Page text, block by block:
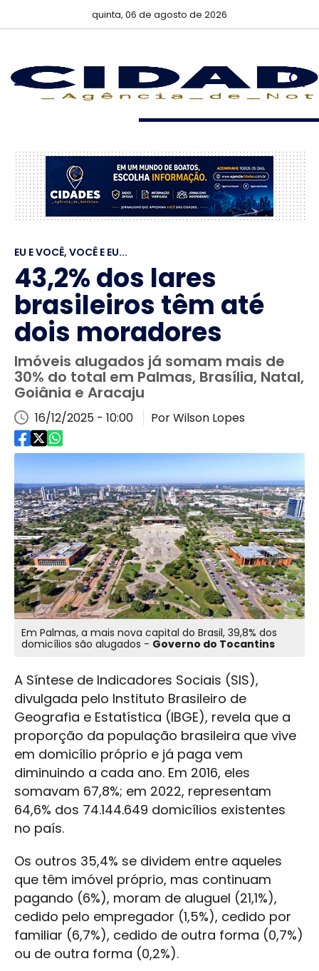
quinta, 06 de agosto de 2026
EU E VOCÊ, VOCÊ E EU...
43,2% dos lares
brasileiros têm até
dois moradores
Imóveis alugados já somam mais de
30% do total em Palmas, Brasília, Natal,
Goiânia e Aracaju
16/12/2025 - 10:00 Por Wilson Lopes
Em Palmas, a mais nova capital do Brasil, 39,8% dos
domicílios são alugados - Governo do Tocantins
A Síntese de Indicadores Sociais (SIS),
divulgada pelo Instituto Brasileiro de
Geografia e Estatística (IBGE), revela que a
proporção da população brasileira que vive
em domicílio próprio e já paga vem
diminuindo a cada ano. Em 2016, eles
somavam 67,8%; em 2022, representam
64,6% dos 74.144.649 domicílios existentes
no país.
Os outros 35,4% se dividem entre aqueles
que têm imóvel próprio, mas continuam
pagando (6%), moram de aluguel (21,1%),
cedido pelo empregador (1,5%), cedido por
familiar (6,7%), cedido de outra forma (0,7%)
ou de outra forma (0,2%).